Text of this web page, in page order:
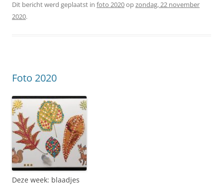
Dit bericht werd geplaatst in foto 2020opzondag, 22 november
2020.
Foto 2020
Deze week: blaadjes